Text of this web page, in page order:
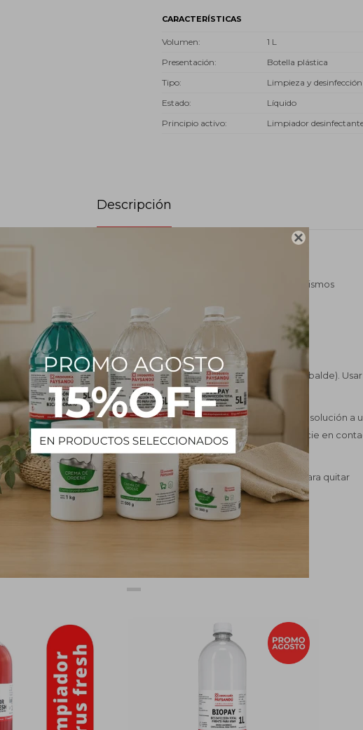

CARACTERÍSTICAS
Volumen
1 L
Presentación
Botella plástica
Tipo
Limpieza y desinfección
Estado
Líquido
Principio activo
Limpiador
Descripción
propiedades germicidas que evitan la proliferación de microorganismos
fragancia es duradera y presenta un aroma agradable.
aproximadamente 150 ml de limpiador en 5 litros de agua (medio balde). Usar
y desinfectar tus espacios.
con suciedades difíciles de remover, aplicar directamente la solución a
a limpiar. No es necesario enjuagar al menos que sea una superficie en
la taza del inodoro, verter un chorrito de limpiador en la taza para quitar